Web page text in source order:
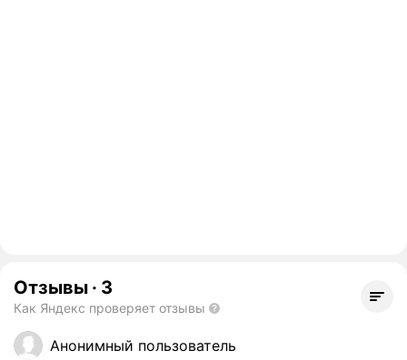
Отзывы · 3
Как Яндекс проверяет отзывы
Анонимный пользователь